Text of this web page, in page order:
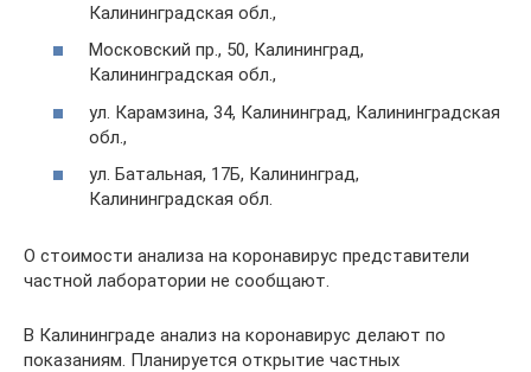
Калининградская обл.,
Московский пр., 50, Калининград,
Калининградская обл.,
ул. Карамзина, 34, Калининград, Калининградская
обл.,
ул. Батальная, 17Б, Калининград,
Калининградская обл.
О стоимости анализа на коронавирус представители
частной лаборатории не сообщают.
В Калининграде анализ на коронавирус делают по
показаниям. Планируется открытие частных